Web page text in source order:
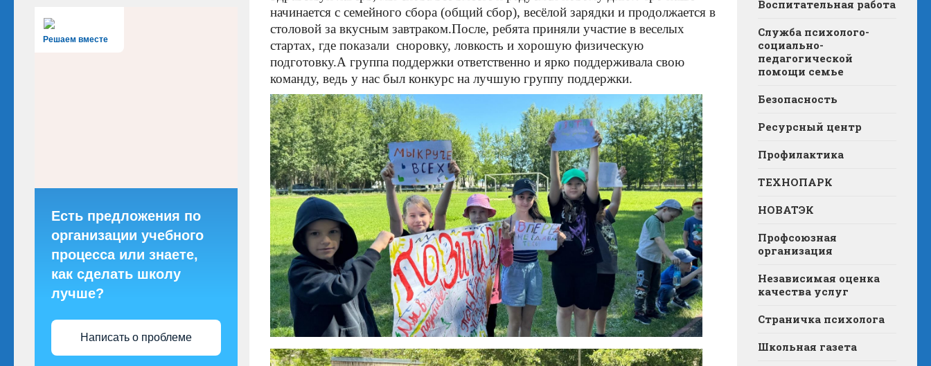
начинается с семейного сбора (общий сбор), весёлой зарядки и продолжается в
столовой за вкусным завтраком.После, ребята приняли участие в веселых
стартах, где показали сноровку, ловкость и хорошую физическую
подготовку.А группа поддержки ответственно и ярко поддерживала свою
команду, ведь у нас был конкурс на лучшую группу поддержки.
Решаем вместе
Есть предложения по
организации учебного
процесса или знаете,
как сделать школу
лучше?
Написать о проблеме
Воспитательная работа
Служба психолого-
социально-
педагогической
помощи семье
Безопасность
Ресурсный центр
Профилактика
ТЕХНОПАРК
НОВАТЭК
Профсоюзная
организация
Независимая оценка
качества услуг
Страничка психолога
Школьная газета